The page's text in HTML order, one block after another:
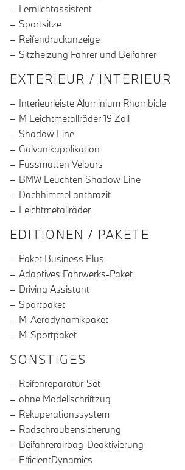
Fernlichtassistent
Sportsitze
Reifendruckanzeige
Sitzheizung Fahrer und Beifahrer
EXTERIEUR / INTERIEUR
Interieurleiste Aluminium Rhombicle
M Leichtmetallräder 19 Zoll
Shadow Line
Galvanikapplikation
Fussmatten Velours
BMW Leuchten Shadow Line
Dachhimmel anthrazit
Leichtmetallräder
EDITIONEN / PAKETE
Paket Business Plus
Adaptives Fahrwerks-Paket
Driving Assistant
Sportpaket
M-Aerodynamikpaket
M-Sportpaket
SONSTIGES
Reifenreparatur-Set
ohne Modellschriftzug
Rekuperationssystem
Radschraubensicherung
Beifahrerairbag-Deaktivierung
EfficientDynamics